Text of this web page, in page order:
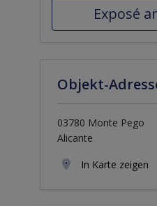
Exposé
Objekt-
03780 Monte Pego
Alicante
In Karte zeigen